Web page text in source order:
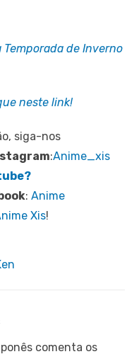
Temporada de Inverno
neste link!
siga-nos
:Anime_xis
: Anime
Xis!
comenta os